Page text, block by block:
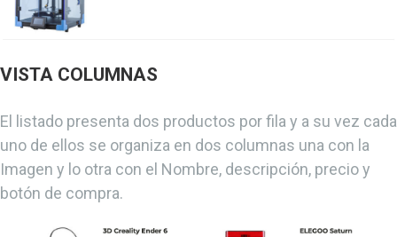
VISTA COLUMNAS
El listado presenta dos productos por fila y a su vez cada
uno de ellos se organiza en dos columnas una con la
Imagen y lo otra con el Nombre, descripción, precio y
botón de compra.